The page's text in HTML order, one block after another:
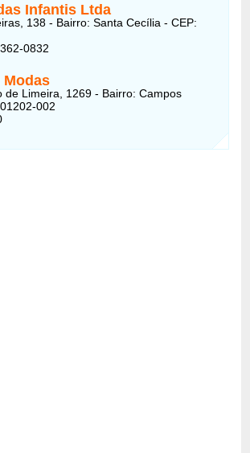
Infantis Ltda
138 - Bairro: Santa Cecília - CEP:
0832
Modas
de Limeira, 1269 - Bairro: Campos
002